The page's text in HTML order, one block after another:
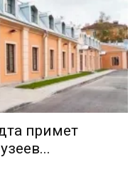
примет